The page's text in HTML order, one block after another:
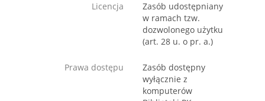
Licencja
Zasób udostępniany
w ramach tzw.
dozwolonego użytku
(art. 28 u. o pr. a.)
Prawa dostępu
Zasób dostępny
wyłącznie z
komputerów